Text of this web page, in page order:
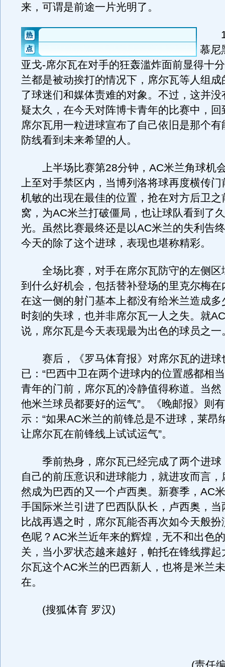
来，可谓是前途一片光明了。
1
慕尼
亚戈-席尔瓦在对手的狂轰滥炸面前显得十
兰都是被动挨打的情况下，席尔瓦等人组成
了球迷们和媒体责难的对象。不过，这并没
疑太久，在今天对阵博卡青年的比赛中，回
席尔瓦用一粒进球宣布了自己依旧是那个
防线看到未来希望的人。
上半场比赛第28分钟，AC米兰角球机
上至对手禁区内，当博列洛将球再度横传门
机敏的出现在最佳的位置，抢在对方后卫之
窝，为AC米兰打破僵局，也让球队看到了
光。虽然比赛最终还是以AC米兰的失利告
今天的除了这个进球，表现也堪称精彩。
全场比赛，对手在席尔瓦防守的左侧区
到什么好机会，包括替补登场的里克尔梅在
在这一侧的射门基本上都没有给米兰造成多
时刻的失球，也并非席尔瓦一人之失。就
说，席尔瓦是今天表现最为出色的球员之一
赛后，《罗马体育报》对席尔瓦的进球
已：“巴西中卫在两个进球内的位置感都相
青年的门前，席尔瓦的冷静值得称道。当然
他米兰球员都要好的运气”。《晚邮报》则
示：“如果AC米兰的前锋总是不进球，莱昂
让席尔瓦在前锋线上试试运气”。
季前热身，席尔瓦已经完成了两个进球
自己的前压意识和进球能力，就进攻而言
然成为巴西的又一个卢西奥。新赛季，AC
手国际米兰引进了巴西队队长，卢西奥，当
比战再遇之时，席尔瓦能否再次如今天般
色呢？AC米兰近年来的辉煌，无不和出色
关，当小罗状态越来越好，帕托在锋线撑起
尔瓦这个AC米兰的巴西新人，也将是米兰
在。
(搜狐体育 罗汉)